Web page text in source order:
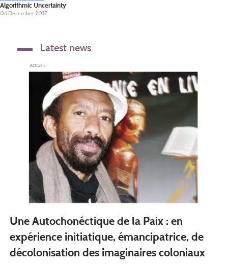
Algorithmic Uncertainty
06 December 2017
Latest news
Une Autochonéctique de la Paix : en
expérience initiatique, émancipatrice, de
décolonisation des imaginaires coloniaux